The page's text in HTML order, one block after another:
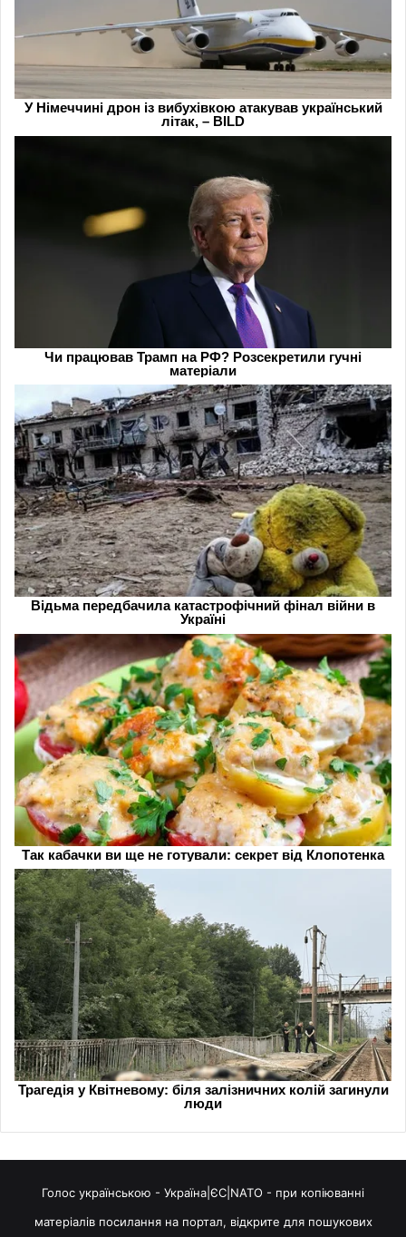
Голос українською - Україна|ЄС|NATO - при копіюванні
матеріалів посилання на портал, відкрите для пошукових